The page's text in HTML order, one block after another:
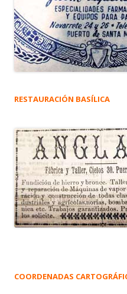
RESTAURACIÓN BASÍLICA
COORDENADAS